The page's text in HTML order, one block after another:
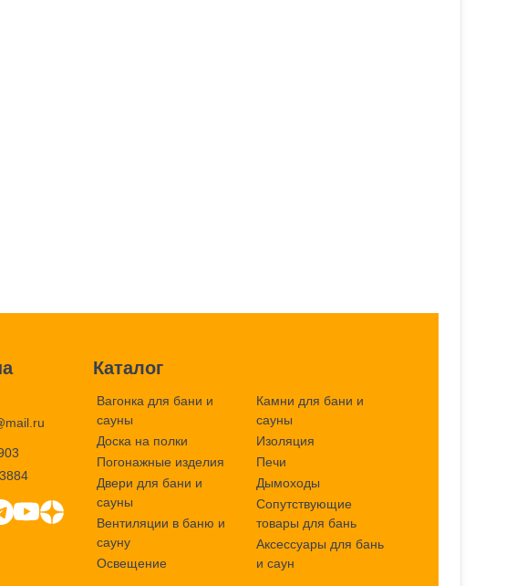
Каталог
Вагонка для бани и
сауны
Доска на полки
Погонажные изделия
Двери для бани и
сауны
Вентиляции в баню и
сауну
Освещение
Камни для бани и
сауны
Изоляция
Печи
Дымоходы
Сопутствующие
товары для бань
Аксессуары для бань
и саун